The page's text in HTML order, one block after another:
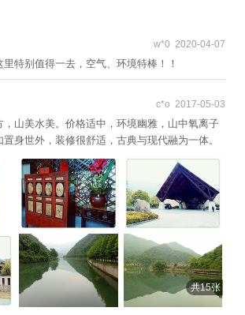
w*0 2020-04-07
特别值得一去，空气、环境特棒！！
c*o 2017-05-03
，山美水美。价格适中，环境幽雅，山中氧离子
身世外，装修很舒适，古典与现代融为一体。
共15张